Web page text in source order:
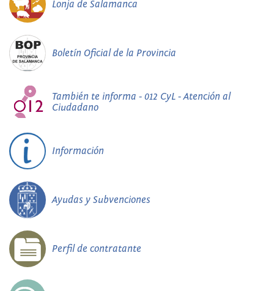
Lonja de Salamanca
Boletín Oficial de la Provincia
También te informa - 012 CyL - Atención al
Ciudadano
Información
Ayudas y Subvenciones
Perfil de contratante